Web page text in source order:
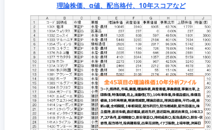
理論株価、α値、配当格付、10年スコアなど